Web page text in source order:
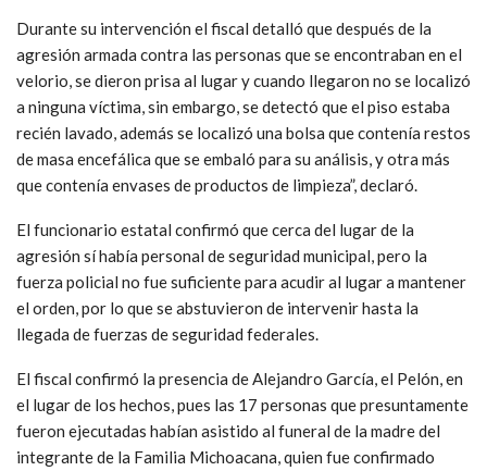
Durante su intervención el fiscal detalló que después de la
agresión armada contra las personas que se encontraban en el
velorio, se dieron prisa al lugar y cuando llegaron no se localizó
a ninguna víctima, sin embargo, se detectó que el piso estaba
recién lavado, además se localizó una bolsa que contenía restos
de masa encefálica que se embaló para su análisis, y otra más
que contenía envases de productos de limpieza”, declaró.
El funcionario estatal confirmó que cerca del lugar de la
agresión sí había personal de seguridad municipal, pero la
fuerza policial no fue suficiente para acudir al lugar a mantener
el orden, por lo que se abstuvieron de intervenir hasta la
llegada de fuerzas de seguridad federales.
El fiscal confirmó la presencia de Alejandro García, el Pelón, en
el lugar de los hechos, pues las 17 personas que presuntamente
fueron ejecutadas habían asistido al funeral de la madre del
integrante de la Familia Michoacana, quien fue confirmado